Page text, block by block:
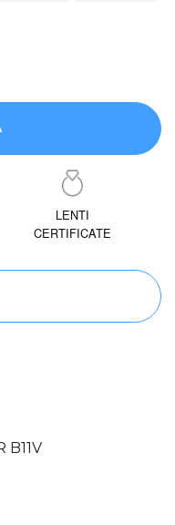
LENTI
CERTIFICATE
B11V